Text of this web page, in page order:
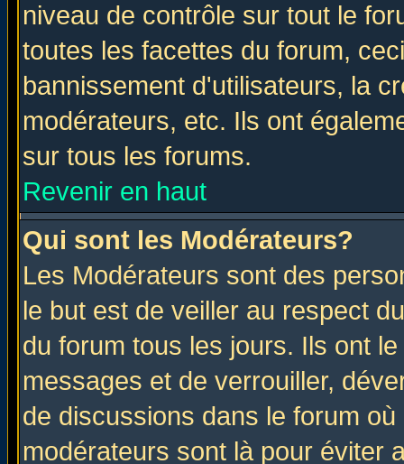
niveau de contrôle sur tout le
toutes les facettes du forum,
bannissement d'utilisateurs, la
modérateurs, etc. Ils ont
sur tous les forums.
Revenir en haut
Qui sont les Modérateurs?
Les Modérateurs sont des
le but est de veiller au respect
du forum tous les jours. Ils ont
messages et de verrouiller,
de discussions dans le forum
modérateurs sont là pour éviter